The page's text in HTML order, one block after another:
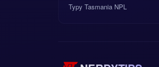
Typy Tasmania NPL